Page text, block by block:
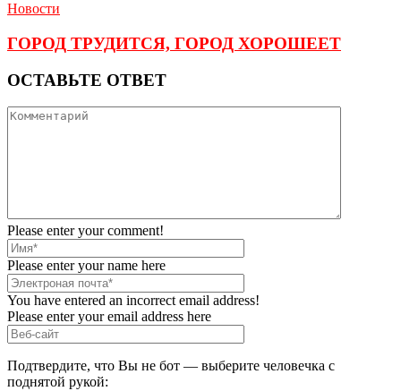
Новости
ГОРОД ТРУДИТСЯ, ГОРОД ХОРОШЕЕТ
ОСТАВЬТЕ ОТВЕТ
Please enter your comment!
Please enter your name here
You have entered an incorrect email address!
Please enter your email address here
Подтвердите, что Вы не бот — выберите человечка с
поднятой рукой: